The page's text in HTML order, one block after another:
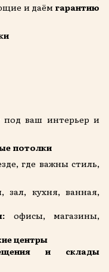
и даём гарантию
ваш интерьер и
потолки
где важны стиль,
зал, кухня, ванная,
офисы, магазины,
центры
и склады